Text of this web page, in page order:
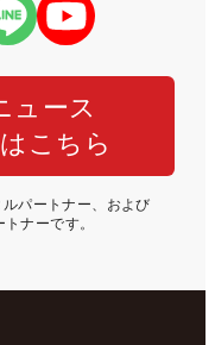
ュース
こちら
パートナー、および
ナーです。